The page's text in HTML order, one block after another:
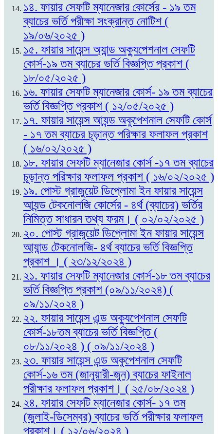
১৪. ফায়ার সেফটি ম্যানেজার কোর্সের - ১৯ তম
ব্যাচের ভর্তি পরীক্ষা সংক্রান্ত নোটিশ (
১৯/০৬/২০২৫ )
১৫. ফায়ার সায়েন্স অ্যান্ড অক্যুপেশনাল সেফটি
কোর্স-১৯ তম ব্যাচের ভর্তি বিজ্ঞপ্তি প্রকাশ (
১৮/০৫/২০২৫ )
১৬. ফায়ার সেফটি ম্যানেজার কোর্স- ১৯ তম ব্যাচের
ভর্তি বিজ্ঞপ্তি প্রকাশ ( ১২/০৫/২০২৫ )
১৭. ফায়ার সায়েন্স আ্যন্ড অকুপেশনাল সেফটি কোর্স
- ১৭ তম ব্যাচের চূড়ান্ত পরিক্ষার ফলাফল প্রকাশ
( ১৬/০২/২০২৫ )
১৮. ফায়ার সেফটি ম্যানেজার কোর্স -১৭ তম ব্যাচের
চূড়ান্ত পরিক্ষার ফলাফল প্রকাশ ( ১৬/০২/২০২৫ )
১৯. পোস্ট গ্রাজুয়েট ডিপ্লোমা ইন ফায়ার সায়েন্স
আ্যন্ড টেকনোলজি কোর্সের - ৪র্থ (ব্যাচের) ভর্তির
নিমিত্ত সাধারন তথ্য ফরম। ( ০২/০২/২০২৫ )
২০. পোস্ট গ্রাজুয়েট ডিপ্লোমা ইন ফায়ার সায়েন্স
আ্যান্ড টেকনোলজি- ৪র্থ ব্যাচের ভর্তি বিজ্ঞপ্তি
প্রকাশ । ( ২৩/১২/২০২৪ )
২১. ফায়ার সেফটি ম্যানেজার কোর্স-১৮ তম ব্যাচের
ভর্তি বিজ্ঞপ্তি প্রকাশ (০৯/১১/২০২৪) (
০৯/১১/২০২৪ )
২২. ফায়ার সায়েন্স এন্ড অক্যুপেশনাল সেফটি
কোর্স-১৮তম ব্যাচের ভর্তি বিজ্ঞপ্তি (
০৮/১১/২০২৪ ) ( ০৯/১১/২০২৪ )
২৩. ফায়ার সায়েন্স এন্ড অকুপেশনাল সেফটি
কোর্স-১৬ তম (জানুয়ারী-জুন) ব্যাচের ফাইনাল
পরীক্ষার ফলাফল প্রকাশ। ( ২৫/০৮/২০২৪ )
২৪. ফায়ার সেফটি ম্যানেজার কোর্স- ১৭ তম
(জুলাই-ডিসেম্বর) ব্যাচের ভর্তি পরীক্ষার ফলাফল
প্রকাশ। ( ১২/০৬/২০২৪ )